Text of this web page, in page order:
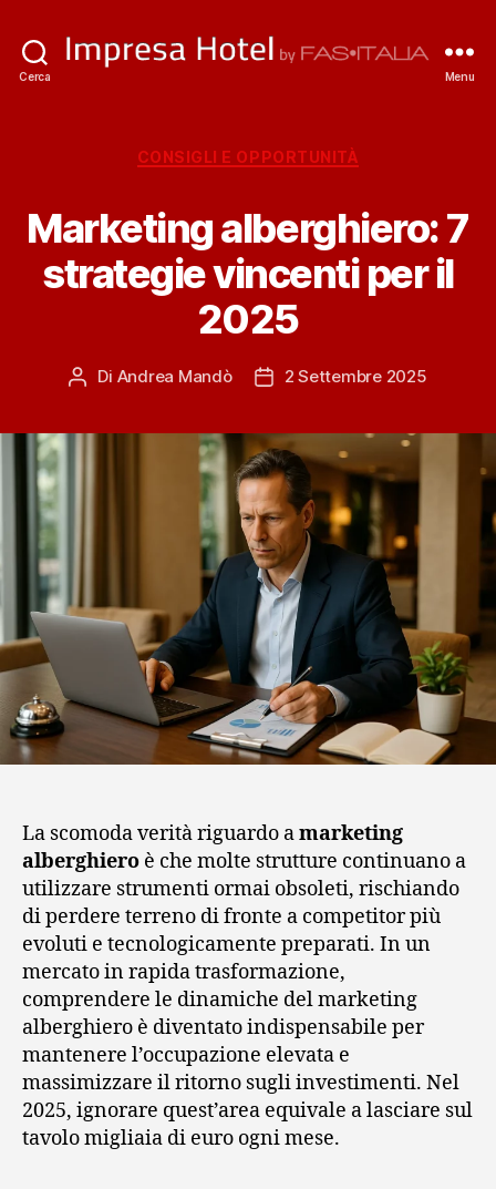
Cerca Menu
Categorie
CONSIGLI E OPPORTUNITÀ
Marketing alberghiero: 7
strategie vincenti per il
2025
Autore
Di Andrea Mandò
Data2 Settembre 2025
La scomoda verità riguardo amarketing
alberghiero è che molte strutture continuano a
utilizzare strumenti ormai obsoleti, rischiando
di perdere terreno di fronte a competitor più
evoluti e tecnologicamente preparati. In un
mercato in rapida trasformazione,
comprendere le dinamiche del marketing
alberghiero è diventato indispensabile per
mantenere l’occupazione elevata e
massimizzare il ritorno sugli investimenti. Nel
2025, ignorare quest’area equivale a lasciare sul
tavolo migliaia di euro ogni mese.